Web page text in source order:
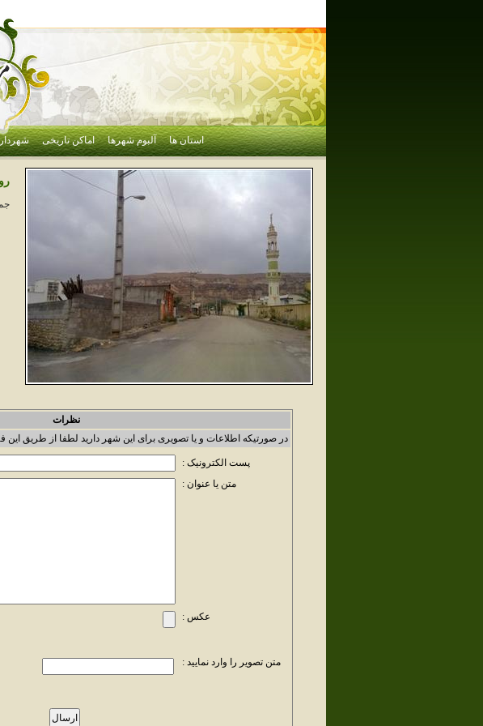
استان ها آلبوم شهرها اماکن تاریخی
نظرات
در صورتیکه اطلاعات و یا تصویری برای این شهر دارید لطفا از طریق این
پست الکترونیک :
متن یا عنوان :
عکس :
متن تصویر را وارد نمایید :